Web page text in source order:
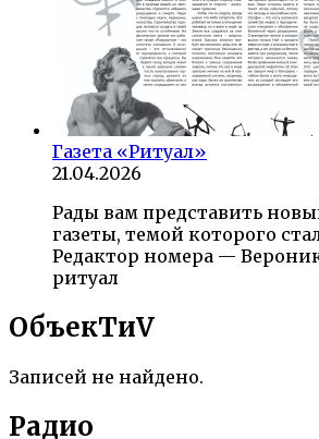
Газета «Ритуал»
21.04.2026
Рады вам представить
газеты, темой которого
Редактор номера —
ритуал
ОбъекTиV
Записей не найдено.
Радио